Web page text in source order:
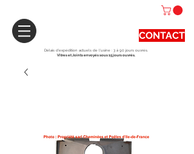
CONTACT
Délais d'expédition actuels de l'usine : 3 à 90 jours ouvrés.
Vitres et Joints envoyés sous 15 jours ouvrés.